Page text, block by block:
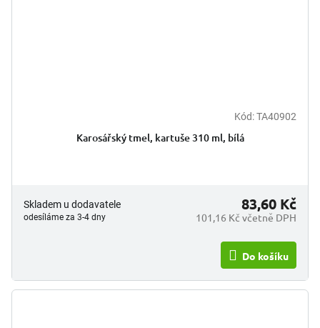
Kód:TA40902
Karosářský tmel, kartuše 310 ml, bílá
Skladem u dodavatele
odesíláme za 3-4 dny 101,16 Kč včetně DPH
83,60 Kč
Do košíku